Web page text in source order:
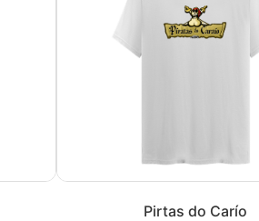
Pirtas do Carío